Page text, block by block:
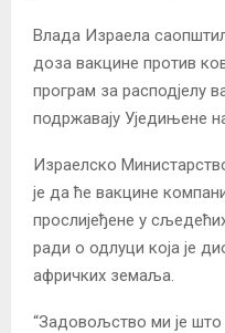
Влада Израела
доза вакцине против
програм за расподјелу
подржавају Уједињене
Израелско
је да ће вакцине
прослијеђене у
ради о одлуци која је
афричких земаља.
“Задовољство ми је